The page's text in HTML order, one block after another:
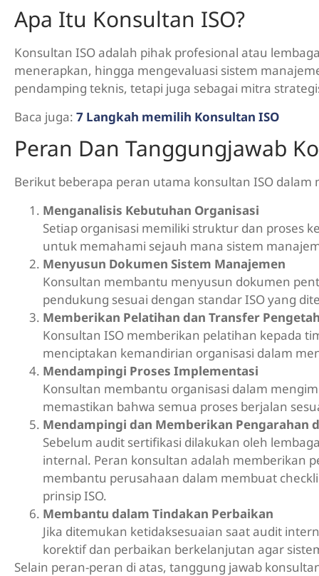
Apa Itu Konsultan ISO?
Konsultan ISO adalah pihak profesional atau
menerapkan, hingga mengevaluasi sistem
pendamping teknis, tetapi juga sebagai mitra
Baca juga: 7 Langkah memilih Konsultan ISO
Peran Dan Tanggungjawab
Berikut beberapa peran utama konsultan ISO
Menganalisis Kebutuhan Organisasi
Setiap organisasi memiliki struktur dan proses
untuk memahami sejauh mana sistem
Menyusun Dokumen Sistem Manajemen
Konsultan membantu menyusun dokumen
pendukung sesuai dengan standar ISO yang
Memberikan Pelatihan dan Transfer
Konsultan ISO memberikan pelatihan kepada
menciptakan kemandirian organisasi dalam
Mendampingi Proses Implementasi
Konsultan membantu organisasi dalam
memastikan bahwa semua proses berjalan
Mendampingi dan Memberikan Pengarahan
Sebelum audit sertifikasi dilakukan oleh
internal. Peran konsultan adalah memberikan
membantu perusahaan dalam membuat
prinsip ISO.
Membantu dalam Tindakan Perbaikan
Jika ditemukan ketidaksesuaian saat audit
korektif dan perbaikan berkelanjutan agar
Selain peran-peran di atas, tanggung jawab